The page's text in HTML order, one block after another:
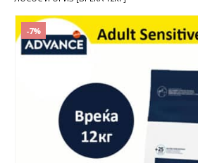
-7%